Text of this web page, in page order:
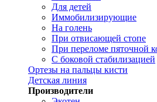
Для детей
Иммобилизирующие
На голень
При отвисающей стопе
При переломе пяточной
С боковой стабилизацией
Ортезы на пальцы кисти
Детская линия
Производители